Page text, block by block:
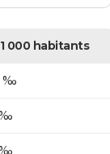
000 habitants
‰
‰